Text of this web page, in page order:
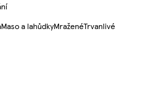
Maso a lahůdkyMraženéTrvanlivé